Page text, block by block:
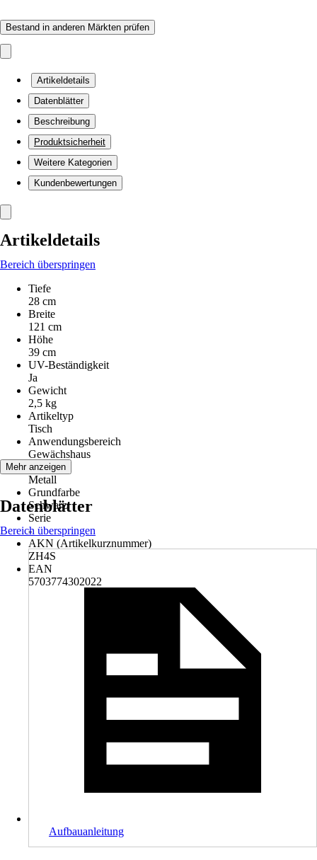
Bestand in anderen Märkten prüfen
Artikeldetails
Datenblätter
Beschreibung
Produktsicherheit
Weitere Kategorien
Kundenbewertungen
Artikeldetails
Bereich überspringen
Tiefe
28 cm
Breite
121 cm
Höhe
39 cm
UV-Beständigkeit
Ja
Gewicht
2,5 kg
Artikeltyp
Tisch
Anwendungsbereich
Gewächshaus
Material
Metall
Grundfarbe
Schwarz
Serie
-
AKN (Artikelkurznummer)
ZH4S
EAN
5703774302022
Mehr anzeigen
Datenblätter
Bereich überspringen
Aufbauanleitung